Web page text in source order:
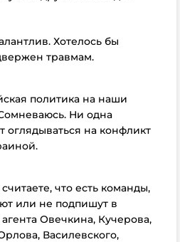
Хотелось бы
травмам.
политика на наши
Ни одна
оглядываться на конфликт
что есть команды,
или не подпишут в
Овечкина, Кучерова,
Василевского,